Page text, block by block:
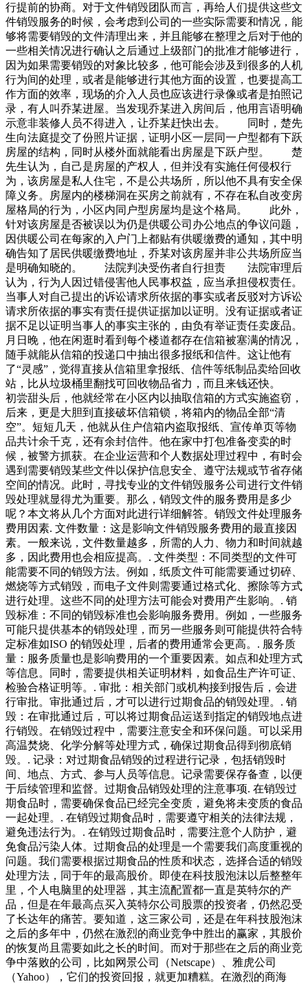
行提前的协商。对于文件销毁团队而言，再给人们提供这些文
件销毁服务的时候，会考虑到公司的一些实际需要和情况，能
够将需要销毁的文件清理出来，并且能够在整理之后对于他的
一些相关情况进行确认之后通过上级部门的批准才能够进行，
因为如果需要销毁的对象比较多，他可能会涉及到很多的人机
行为间的处理，或者是能够进行其他方面的设置，也要提高工
作方面的效率，现场的介入人员也应该进行录像或者是拍照记
录，有人叫乔某进屋。当发现乔某进入房间后，他用言语明确
示意非装修人员不得进入，让乔某赶快出去。 同时，楚先
生向法庭提交了份照片证据，证明小区一层同一户型都有下跃
房屋的结构，同时从楼外面就能看出房屋是下跃户型。 楚
先生认为，自己是房屋的产权人，但并没有实施任何侵权行
为，该房屋是私人住宅，不是公共场所，所以他不具有安全保
障义务。房屋内的楼梯洞在买房之前就有，不存在私自改变房
屋格局的行为，小区内同户型房屋均是这个格局。 此外，
针对该房屋是否被误以为仍是供暖公司办公地点的争议问题，
因供暖公司在每家的入户门上都贴有供暖缴费的通知，其中明
确告知了居民供暖缴费地址，乔某对该房屋并非公共场所应当
是明确知晓的。 法院判决受伤者自行担责 法院审理后
认为，行为人因过错侵害他人民事权益，应当承担侵权责任。
当事人对自己提出的诉讼请求所依据的事实或者反驳对方诉讼
请求所依据的事实有责任提供证据加以证明。没有证据或者证
据不足以证明当事人的事实主张的，由负有举证责任卖废品。
月日晚，他在闲逛时看到每个楼道都存在信箱被塞满的情况，
随手就能从信箱的投递口中抽出很多报纸和信件。这让他有
了“灵感”，觉得直接从信箱里拿报纸、信件等纸制品卖给回收
站，比从垃圾桶里翻找可回收物品省力，而且来钱还快。
初尝甜头后，他就经常在小区内以抽取信箱的方式实施盗窃，
后来，更是大胆到直接破坏信箱锁，将箱内的物品全部“清
空”。短短几天，他就从住户信箱内盗取报纸、宣传单页等物
品共计余千克，还有余封信件。他在家中打包准备变卖的时
候，被警方抓获。在企业运营和个人数据处理过程中，有时会
遇到需要销毁某些文件以保护信息安全、遵守法规或节省存储
空间的情况。此时，寻找专业的文件销毁服务公司进行文件销
毁处理就显得尤为重要。那么，销毁文件的服务费用是多少
呢？本文将从几个方面对此进行详细解答。销毁文件处理服务
费用因素. 文件数量：这是影响文件销毁服务费用的最直接因
素。一般来说，文件数量越多，所需的人力、物力和时间就越
多，因此费用也会相应提高。. 文件类型：不同类型的文件可
能需要不同的销毁方法。例如，纸质文件可能需要通过切碎、
燃烧等方式销毁，而电子文件则需要通过格式化、擦除等方式
进行处理。这些不同的处理方法可能会对费用产生影响。. 销
毁标准：不同的销毁标准也会影响服务费用。例如，一些服务
可能只提供基本的销毁处理，而另一些服务则可能提供符合特
定标准如ISO 的销毁处理，后者的费用通常会更高。. 服务质
量：服务质量也是影响费用的一个重要因素。如点和处理方式
等信息。同时，需要提供相关证明材料，如食品生产许可证、
检验合格证明等。. 审批：相关部门或机构接到报告后，会进
行审批。审批通过后，才可以进行过期食品的销毁处理。. 销
毁：在审批通过后，可以将过期食品运送到指定的销毁地点进
行销毁。在销毁过程中，需要注意安全和环保问题。可以采用
高温焚烧、化学分解等处理方式，确保过期食品得到彻底销
毁。. 记录：对过期食品销毁的过程进行记录，包括销毁时
间、地点、方式、参与人员等信息。记录需要保存备查，以便
于后续管理和监督。过期食品销毁处理的注意事项. 在销毁过
期食品时，需要确保食品已经完全变质，避免将未变质的食品
一起处理。. 在销毁过期食品时，需要遵守相关的法律法规，
避免违法行为。. 在销毁过期食品时，需要注意个人防护，避
免食品污染人体。过期食品的处理是一个需要我们高度重视的
问题。我们需要根据过期食品的性质和状态，选择合适的销毁
处理方法，同于年的最高股价。即使在科技股泡沫以后整整年
里，个人电脑里的处理器，其主流配置都一直是英特尔的产
品，但是在年最高点买入英特尔公司股票的投资者，仍然忍受
了长达年的痛苦。要知道，这三家公司，还是在年科技股泡沫
之后的多年中，仍然在激烈的商业竞争中胜出的赢家，其股价
的恢复尚且需要如此之长的时间。而对于那些在之后的商业竞
争中落败的公司，比如网景公司（Netscape）、雅虎公司
（Yahoo），它们的投资回报，就更加糟糕。在激烈的商海